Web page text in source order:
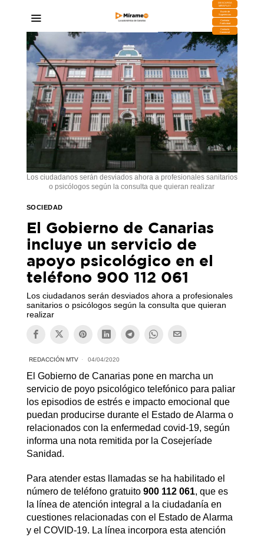
DESCARGA
MIRAPLAY
Buzón de
Sugerencias
Contratar
Publicidad
Contacto
Comercial
Los ciudadanos serán desviados ahora a profesionales sanitarios
o psicólogos según la consulta que quieran realizar
SOCIEDAD
El Gobierno de Canarias
incluye un servicio de
apoyo psicológico en el
teléfono 900 112 061
Los ciudadanos serán desviados ahora a profesionales
sanitarios o psicólogos según la consulta que quieran
realizar
REDACCIÓN MTV 04/04/2020
El Gobierno de Canarias pone en marcha un
servicio de poyo psicológico telefónico para paliar
los episodios de estrés e impacto emocional que
puedan producirse durante el Estado de Alarma o
relacionados con la enfermedad covid-19, según
informa una nota remitida por la Cosejeríade
Sanidad.
Para atender estas llamadas se ha habilitado el
número de teléfono gratuito 900 112 061, que es
la línea de atención integral a la ciudadanía en
cuestiones relacionadas con el Estado de Alarma
y el COVID-19. La línea incorpora esta atención